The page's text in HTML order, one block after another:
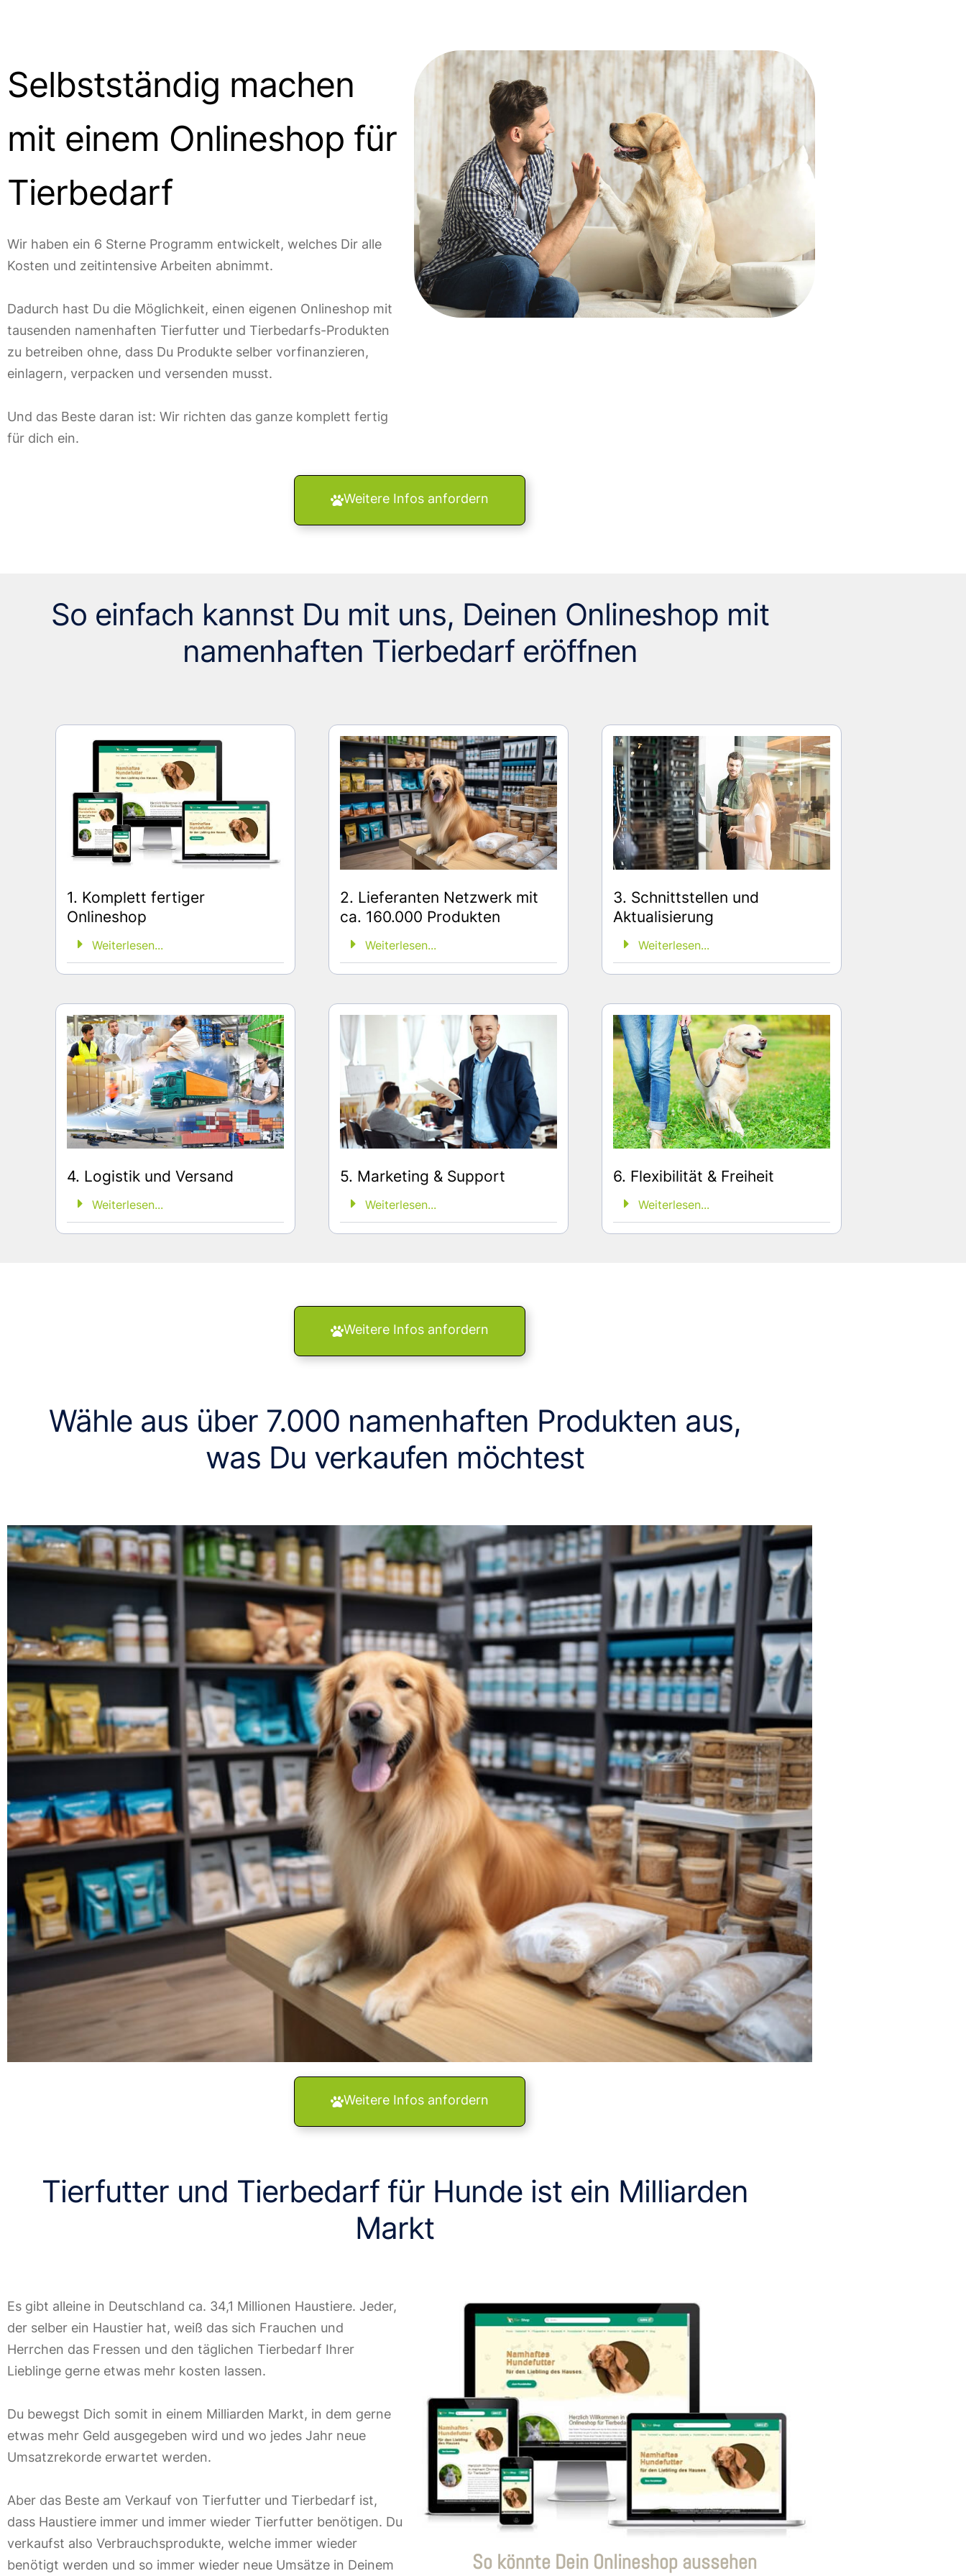
Selbstständig machen
mit einem Onlineshop für
Tierbedarf
Wir haben ein 6 Sterne Programm entwickelt, welches Dir alle
Kosten und zeitintensive Arbeiten abnimmt.
Dadurch hast Du die Möglichkeit, einen eigenen Onlineshop mit
tausenden namenhaften Tierfutter und Tierbedarfs-Produkten
zu betreiben ohne, dass Du Produkte selber vorfinanzieren,
einlagern, verpacken und versenden musst.
Und das Beste daran ist: Wir richten das ganze komplett fertig
für dich ein.
Weitere Infos anfordern
So einfach kannst Du mit uns, Deinen Onlineshop mit
namenhaften Tierbedarf eröffnen
1. Komplett fertiger
Onlineshop
Weiterlesen...
2. Lieferanten Netzwerk mit
ca. 160.000 Produkten
Weiterlesen...
3. Schnittstellen und
Aktualisierung
Weiterlesen...
4. Logistik und Versand
Weiterlesen...
5. Marketing & Support
Weiterlesen...
6. Flexibilität & Freiheit
Weiterlesen...
Weitere Infos anfordern
Wähle aus über 7.000 namenhaften Produkten aus,
was Du verkaufen möchtest
Weitere Infos anfordern
Tierfutter und Tierbedarf für Hunde ist ein Milliarden
Markt
Es gibt alleine in Deutschland ca. 34,1 Millionen Haustiere. Jeder,
der selber ein Haustier hat, weiß das sich Frauchen und
Herrchen das Fressen und den täglichen Tierbedarf Ihrer
Lieblinge gerne etwas mehr kosten lassen.
Du bewegst Dich somit in einem Milliarden Markt, in dem gerne
etwas mehr Geld ausgegeben wird und wo jedes Jahr neue
Umsatzrekorde erwartet werden.
Aber das Beste am Verkauf von Tierfutter und Tierbedarf ist,
dass Haustiere immer und immer wieder Tierfutter benötigen. Du
verkaufst also Verbrauchsprodukte, welche immer wieder
benötigt werden und so immer wieder neue Umsätze in Deinem
So könnte Dein Onlineshop aussehen